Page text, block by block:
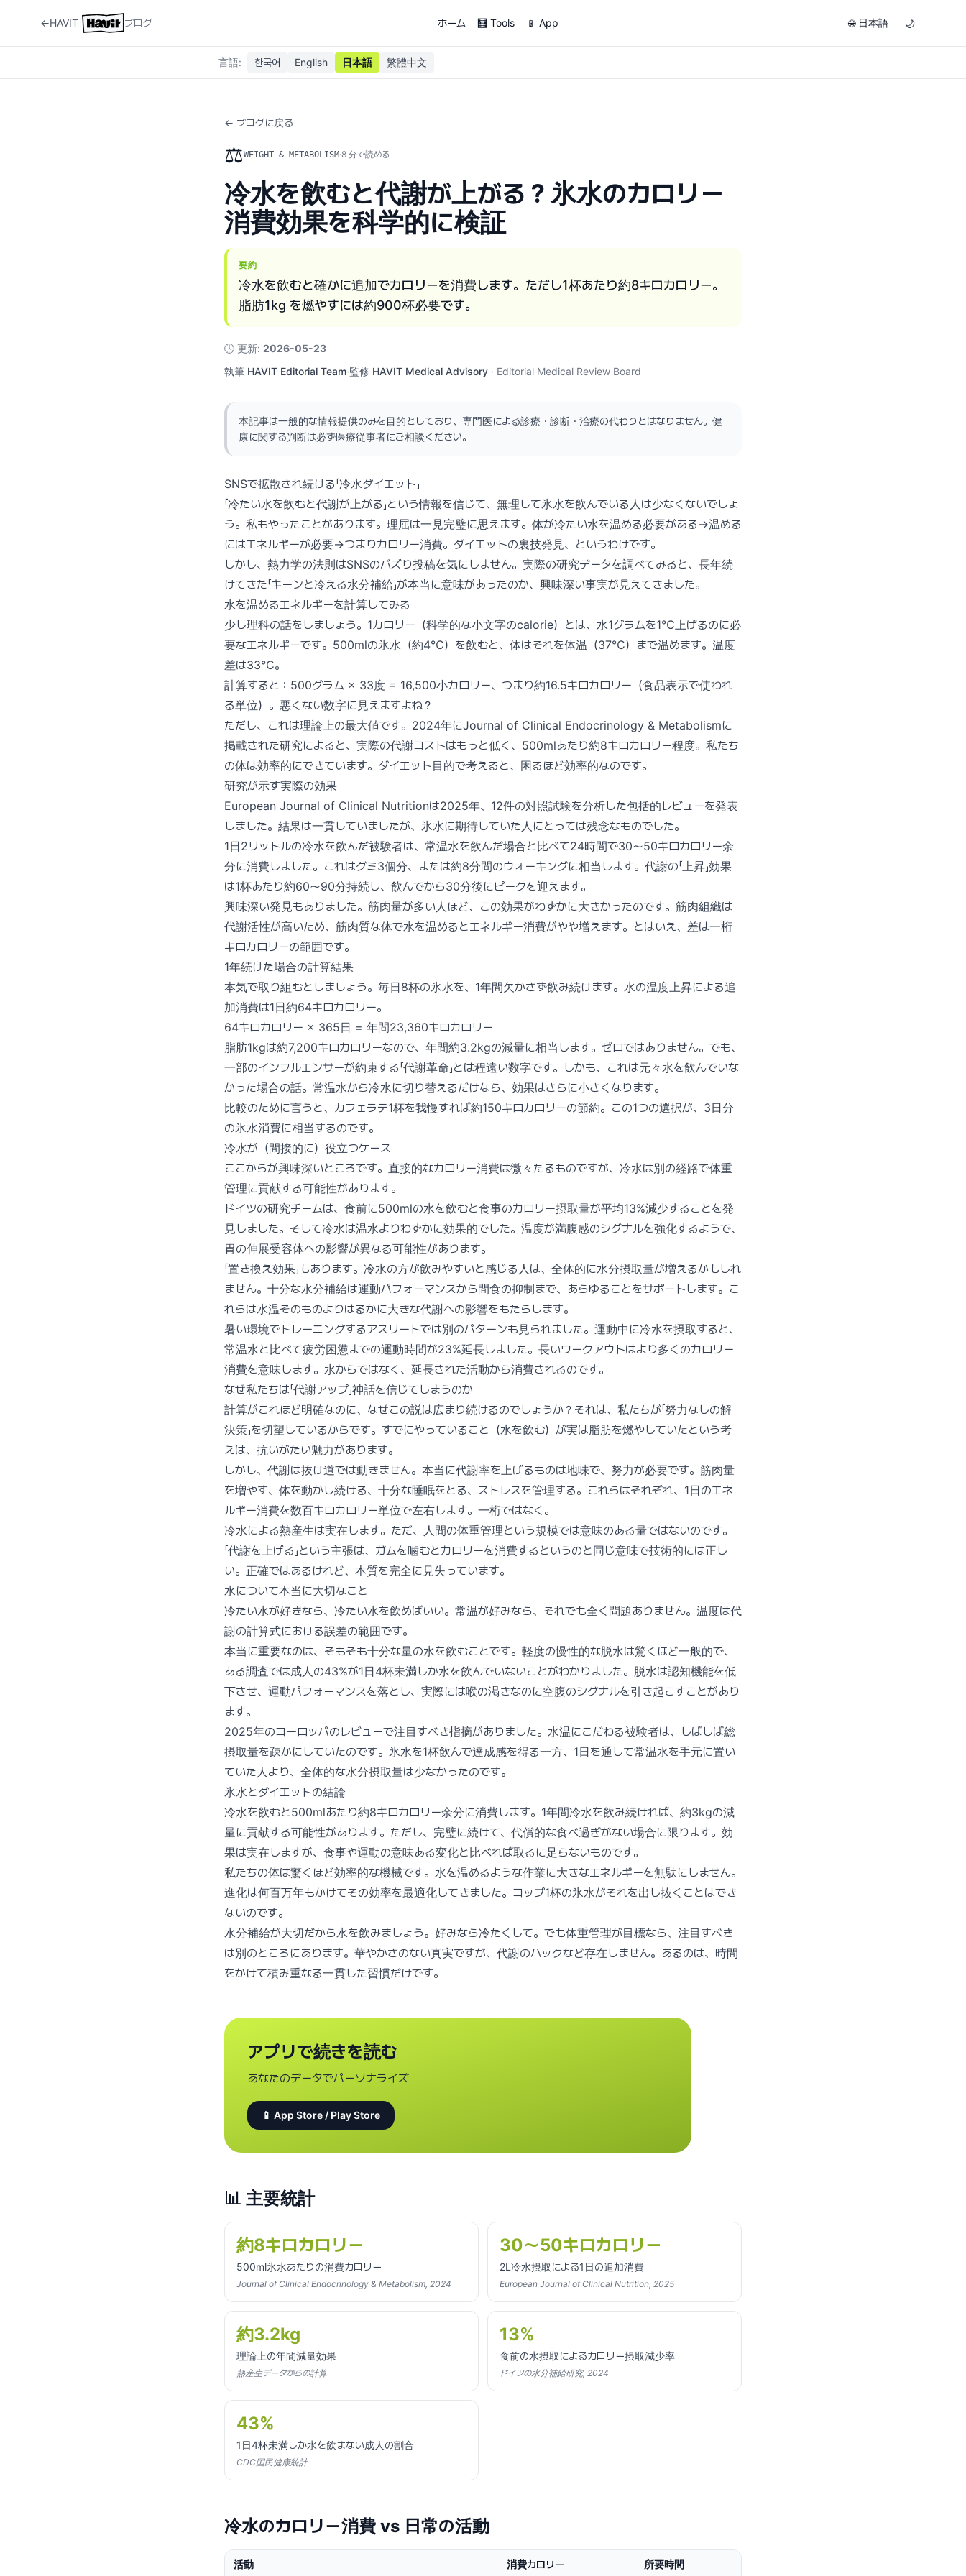
←HAVIT ブログ ホーム 🧮 Tools 📱 App 🌐 日本語 🌙
言語: 한국어 English 日本語 繁體中文
← ブログに戻る
⚖️WEIGHT & METABOLISM·8 分で読める
冷水を飲むと代謝が上がる？氷水のカロリー
消費効果を科学的に検証
要約
冷水を飲むと確かに追加でカロリーを消費します。ただし1杯あたり約8キロカロリー。
脂肪1kg を燃やすには約900杯必要です。
🕓 更新: 2026-05-23
執筆 HAVIT Editorial Team·監修 HAVIT Medical Advisory · Editorial Medical Review Board
本記事は一般的な情報提供のみを目的としており、専門医による診療・診断・治療の代わりとはなりません。健
康に関する判断は必ず医療従事者にご相談ください。
SNSで拡散され続ける「冷水ダイエット」
「冷たい水を飲むと代謝が上がる」という情報を信じて、無理して氷水を飲んでいる人は少なくないでしょ
う。私もやったことがあります。理屈は一見完璧に思えます。体が冷たい水を温める必要がある→温める
にはエネルギーが必要→つまりカロリー消費。ダイエットの裏技発見、というわけです。
しかし、熱力学の法則はSNSのバズり投稿を気にしません。実際の研究データを調べてみると、長年続
けてきた「キーンと冷える水分補給」が本当に意味があったのか、興味深い事実が見えてきました。
水を温めるエネルギーを計算してみる
少し理科の話をしましょう。1カロリー（科学的な小文字のcalorie）とは、水1グラムを1℃上げるのに必
要なエネルギーです。500mlの氷水（約4℃）を飲むと、体はそれを体温（37℃）まで温めます。温度
差は33℃。
計算すると：500グラム × 33度 = 16,500小カロリー、つまり約16.5キロカロリー（食品表示で使われ
る単位）。悪くない数字に見えますよね？
ただし、これは理論上の最大値です。2024年にJournal of Clinical Endocrinology & Metabolismに
掲載された研究によると、実際の代謝コストはもっと低く、500mlあたり約8キロカロリー程度。私たち
の体は効率的にできています。ダイエット目的で考えると、困るほど効率的なのです。
研究が示す実際の効果
European Journal of Clinical Nutritionは2025年、12件の対照試験を分析した包括的レビューを発表
しました。結果は一貫していましたが、氷水に期待していた人にとっては残念なものでした。
1日2リットルの冷水を飲んだ被験者は、常温水を飲んだ場合と比べて24時間で30〜50キロカロリー余
分に消費しました。これはグミ3個分、または約8分間のウォーキングに相当します。代謝の「上昇」効果
は1杯あたり約60〜90分持続し、飲んでから30分後にピークを迎えます。
興味深い発見もありました。筋肉量が多い人ほど、この効果がわずかに大きかったのです。筋肉組織は
代謝活性が高いため、筋肉質な体で水を温めるとエネルギー消費がやや増えます。とはいえ、差は一桁
キロカロリーの範囲です。
1年続けた場合の計算結果
本気で取り組むとしましょう。毎日8杯の氷水を、1年間欠かさず飲み続けます。水の温度上昇による追
加消費は1日約64キロカロリー。
64キロカロリー × 365日 = 年間23,360キロカロリー
脂肪1kgは約7,200キロカロリーなので、年間約3.2kgの減量に相当します。ゼロではありません。でも、
一部のインフルエンサーが約束する「代謝革命」とは程遠い数字です。しかも、これは元々水を飲んでいな
かった場合の話。常温水から冷水に切り替えるだけなら、効果はさらに小さくなります。
比較のために言うと、カフェラテ1杯を我慢すれば約150キロカロリーの節約。この1つの選択が、3日分
の氷水消費に相当するのです。
冷水が（間接的に）役立つケース
ここからが興味深いところです。直接的なカロリー消費は微々たるものですが、冷水は別の経路で体重
管理に貢献する可能性があります。
ドイツの研究チームは、食前に500mlの水を飲むと食事のカロリー摂取量が平均13%減少することを発
見しました。そして冷水は温水よりわずかに効果的でした。温度が満腹感のシグナルを強化するようで、
胃の伸展受容体への影響が異なる可能性があります。
「置き換え効果」もあります。冷水の方が飲みやすいと感じる人は、全体的に水分摂取量が増えるかもしれ
ません。十分な水分補給は運動パフォーマンスから間食の抑制まで、あらゆることをサポートします。こ
れらは水温そのものよりはるかに大きな代謝への影響をもたらします。
暑い環境でトレーニングするアスリートでは別のパターンも見られました。運動中に冷水を摂取すると、
常温水と比べて疲労困憊までの運動時間が23%延長しました。長いワークアウトはより多くのカロリー
消費を意味します。水からではなく、延長された活動から消費されるのです。
なぜ私たちは「代謝アップ」神話を信じてしまうのか
計算がこれほど明確なのに、なぜこの説は広まり続けるのでしょうか？それは、私たちが「努力なしの解
決策」を切望しているからです。すでにやっていること（水を飲む）が実は脂肪を燃やしていたという考
えは、抗いがたい魅力があります。
しかし、代謝は抜け道では動きません。本当に代謝率を上げるものは地味で、努力が必要です。筋肉量
を増やす、体を動かし続ける、十分な睡眠をとる、ストレスを管理する。これらはそれぞれ、1日のエネ
ルギー消費を数百キロカロリー単位で左右します。一桁ではなく。
冷水による熱産生は実在します。ただ、人間の体重管理という規模では意味のある量ではないのです。
「代謝を上げる」という主張は、ガムを噛むとカロリーを消費するというのと同じ意味で技術的には正し
い。正確ではあるけれど、本質を完全に見失っています。
水について本当に大切なこと
冷たい水が好きなら、冷たい水を飲めばいい。常温が好みなら、それでも全く問題ありません。温度は代
謝の計算式における誤差の範囲です。
本当に重要なのは、そもそも十分な量の水を飲むことです。軽度の慢性的な脱水は驚くほど一般的で、
ある調査では成人の43%が1日4杯未満しか水を飲んでいないことがわかりました。脱水は認知機能を低
下させ、運動パフォーマンスを落とし、実際には喉の渇きなのに空腹のシグナルを引き起こすことがあり
ます。
2025年のヨーロッパのレビューで注目すべき指摘がありました。水温にこだわる被験者は、しばしば総
摂取量を疎かにしていたのです。氷水を1杯飲んで達成感を得る一方、1日を通して常温水を手元に置い
ていた人より、全体的な水分摂取量は少なかったのです。
氷水とダイエットの結論
冷水を飲むと500mlあたり約8キロカロリー余分に消費します。1年間冷水を飲み続ければ、約3kgの減
量に貢献する可能性があります。ただし、完璧に続けて、代償的な食べ過ぎがない場合に限ります。効
果は実在しますが、食事や運動の意味ある変化と比べれば取るに足らないものです。
私たちの体は驚くほど効率的な機械です。水を温めるような作業に大きなエネルギーを無駄にしません。
進化は何百万年もかけてその効率を最適化してきました。コップ1杯の氷水がそれを出し抜くことはでき
ないのです。
水分補給が大切だから水を飲みましょう。好みなら冷たくして。でも体重管理が目標なら、注目すべき
は別のところにあります。華やかさのない真実ですが、代謝のハックなど存在しません。あるのは、時間
をかけて積み重なる一貫した習慣だけです。
アプリで続きを読む
あなたのデータでパーソナライズ
📱 App Store / Play Store
📊 主要統計
約8キロカロリー
500ml氷水あたりの消費カロリー
Journal of Clinical Endocrinology & Metabolism, 2024
30〜50キロカロリー
2L冷水摂取による1日の追加消費
European Journal of Clinical Nutrition, 2025
約3.2kg
理論上の年間減量効果
熱産生データからの計算
13%
食前の水摂取によるカロリー摂取減少率
ドイツの水分補給研究, 2024
43%
1日4杯未満しか水を飲まない成人の割合
CDC国民健康統計
冷水のカロリー消費 vs 日常の活動
活動 消費カロリー 所要時間